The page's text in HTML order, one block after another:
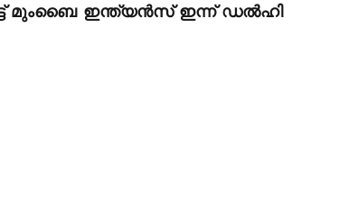
മുംബൈ ഇന്ത്യൻസ് ഇന്ന് ഡൽഹി